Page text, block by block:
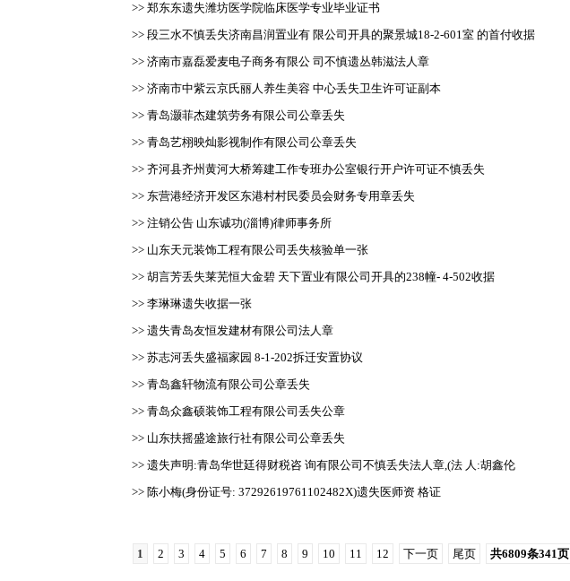
>> 郑东东遗失潍坊医学院临床医学专业毕业证书
>> 段三水不慎丢失济南昌润置业有 限公司开具的聚景城18-2-601室 的首付收据
>> 济南市嘉磊爱麦电子商务有限公 司不慎遗丛韩滋法人章
>> 济南市中紫云京氏丽人养生美容 中心丢失卫生许可证副本
>> 青岛灏菲杰建筑劳务有限公司公章丢失
>> 青岛艺栩映灿影视制作有限公司公章丢失
>> 齐河县齐州黄河大桥筹建工作专班办公室银行开户许可证不慎丢失
>> 东营港经济开发区东港村村民委员会财务专用章丢失
>> 注销公告 山东诚功(淄博)律师事务所
>> 山东天元装饰工程有限公司丢失核验单一张
>> 胡言芳丢失莱芜恒大金碧 天下置业有限公司开具的238幢- 4-502收据
>> 李琳琳遗失收据一张
>> 遗失青岛友恒发建材有限公司法人章
>> 苏志河丢失盛福家园 8-1-202拆迁安置协议
>> 青岛鑫轩物流有限公司公章丢失
>> 青岛众鑫硕装饰工程有限公司丢失公章
>> 山东扶摇盛途旅行社有限公司公章丢失
>> 遗失声明:青岛华世廷得财税咨 询有限公司不慎丢失法人章,(法 人:胡鑫伦
>> 陈小梅(身份证号: 37292619761102482X)遗失医师资 格证
1 2 3 4 5 6 7 8 9 10 11 12 下一页 尾页 共6809条341页